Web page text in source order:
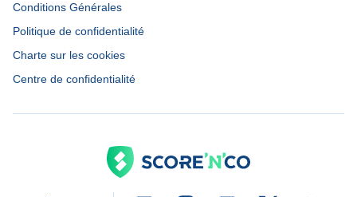
Conditions Générales
Politique de confidentialité
Charte sur les cookies
Centre de confidentialité